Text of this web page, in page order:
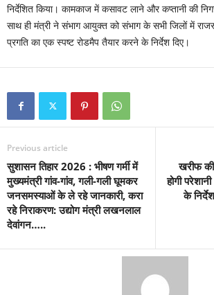
निर्देशित किया। कामकाज में कसावट लाने और कप्तानी की
साथ ही मंत्री ने संभाग आयुक्त को संभाग के सभी जिलों में
प्रगति का एक स्पष्ट रोडमैप तैयार करने के निर्देश दिए।
Previous article
सुशासन तिहार 2026 : भीषण गर्मी में
मुख्यमंत्री गांव-गांव, गली-गली घूमकर
जनसमस्याओं के ले रहे जानकारी, करा
रहे निराकरण: उद्योग मंत्री लखनलाल
देवांगन…..
खरीफ की
होगी
के